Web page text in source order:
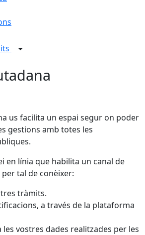
us facilita un espai segur on poder
gestions amb totes les
en línia que habilita un canal de
tal de conèixer:
tràmits.
a través de la plataforma
les vostres dades realitzades per les